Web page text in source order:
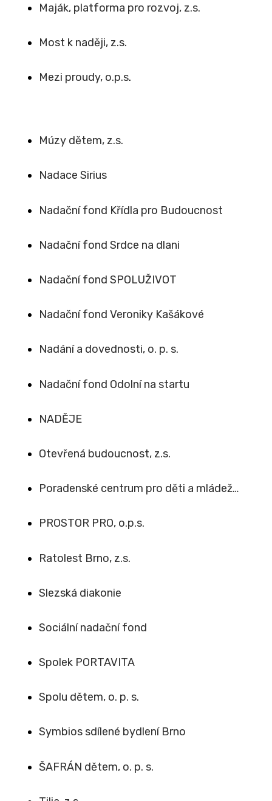
Maják, platforma pro rozvoj, z.s.
Most k naději, z.s.
Mezi proudy, o.p.s.
Múzy dětem, z.s.
Nadace Sirius
Nadační fond Křídla pro Budoucnost
Nadační fond Srdce na dlani
Nadační fond SPOLUŽIVOT
Nadační fond Veroniky Kašákové
Nadání a dovednosti, o. p. s.
Nadační fond Odolní na startu
NADĚJE
Otevřená budoucnost, z.s.
Poradenské centrum pro děti a mládež…
PROSTOR PRO, o.p.s.
Ratolest Brno, z.s.
Slezská diakonie
Sociální nadační fond
Spolek PORTAVITA
Spolu dětem, o. p. s.
Symbios sdílené bydlení Brno
ŠAFRÁN dětem, o. p. s.